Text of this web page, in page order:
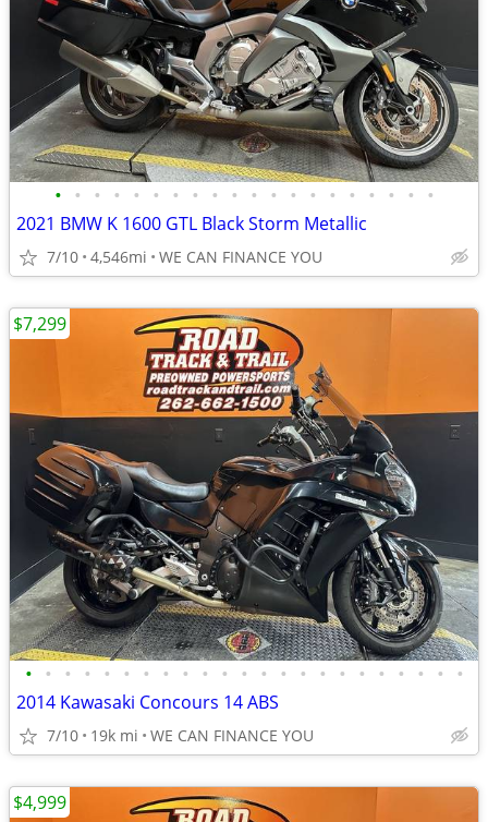
• • • • • • • • • • • • • • • • • • • •
2021 BMW K 1600 GTL Black Storm Metallic
7/10 4,546mi WE CAN FINANCE YOU
• • • • • • • • • • • • • • • • • • • • • • •
2014 Kawasaki Concours 14 ABS
7/10 19k mi WE CAN FINANCE YOU
$7,299
$4,999